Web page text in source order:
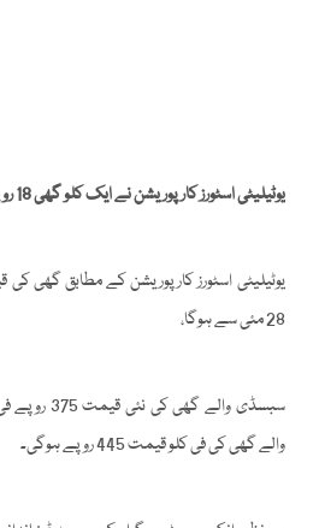
یوٹیلیٹی اسٹورز کارپوریشن نے ایک کلو گھی 18 روپے سستا کردیا ہے۔
یوٹیلیٹی اسٹورز کارپوریشن کے مطابق گھی
28 مئی سے ہوگا،
سبسڈی والے
والے گھی کی فی کلو قیمت 445 روپے ہوگی۔